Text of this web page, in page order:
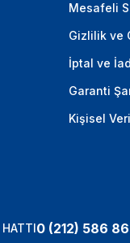
Mesafeli
Gizlilik ve
İptal ve
Garanti
Kişisel
HATTI0 (212) 586 86